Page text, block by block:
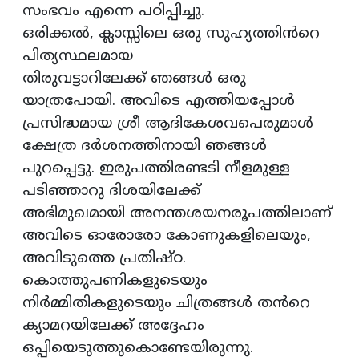
സംഭവം എന്നെ പഠിപ്പിച്ചു.
ഒരിക്കൽ, ക്ലാസ്സിലെ ഒരു സുഹ്യത്തിൻറെ
പിത്യസ്ഥലമായ
തിരുവട്ടാറിലേക്ക് ഞങ്ങൾ ഒരു
യാത്രപോയി. അവിടെ എത്തിയപ്പോൾ
പ്രസിദ്ധമായ ശ്രീ ആദികേശവപെരുമാൾ
ക്ഷേത്ര ദർശനത്തിനായി ഞങ്ങൾ
പുറപ്പെട്ടു. ഇരുപത്തിരണ്ടടി നീളമുള്ള
പടിഞ്ഞാറു ദിശയിലേക്ക്
അഭിമുഖമായി അനന്തശയനരൂപത്തിലാണ്
അവിടെ ഓരോരോ കോണുകളിലെയും,
അവിടുത്തെ പ്രതിഷ്‌ഠ.
കൊത്തുപണികളുടെയും
നിർമ്മിതികളുടെയും ചിത്രങ്ങൾ തൻറെ
ക്യാമറയിലേക്ക് അദ്ദേഹം
ഒപ്പിയെടുത്തുകൊണ്ടേയിരുന്നു.